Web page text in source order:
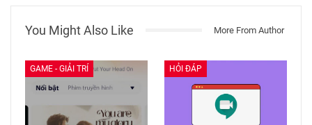
You Might Also Like More From Author
GAME - GIẢI TRÍ HỎI ĐÁP